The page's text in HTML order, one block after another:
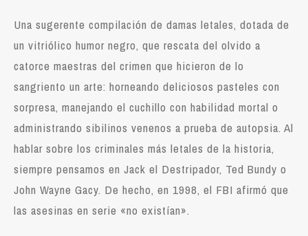
Una sugerente compilación de damas letales, dotada de
un vitriólico humor negro, que rescata del olvido a
catorce maestras del crimen que hicieron de lo
sangriento un arte: horneando deliciosos pasteles con
sorpresa, manejando el cuchillo con habilidad mortal o
administrando sibilinos venenos a prueba de autopsia. Al
hablar sobre los criminales más letales de la historia,
siempre pensamos en Jack el Destripador, Ted Bundy o
John Wayne Gacy. De hecho, en 1998, el FBI afirmó que
las asesinas en serie «no existían».